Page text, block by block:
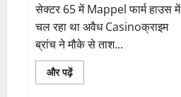
सेक्टर 65 में Mappel फार्म हाउस में
चल रहा था अवैध Casinoक्राइम
ब्रांच ने मौके से ताश...
और पढ़ेंRead
more